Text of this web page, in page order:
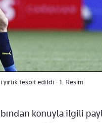
tespit edildi - 1. Resim
konuyla ilgili